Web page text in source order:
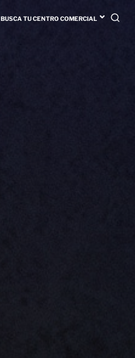
BUSCA TU CENTRO COMERCIAL